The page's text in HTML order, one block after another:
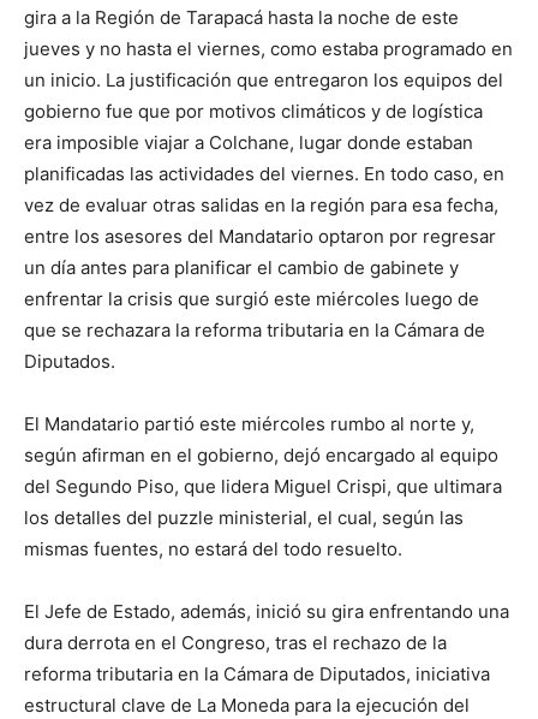
gira a la Región de Tarapacá hasta la noche de este
jueves y no hasta el viernes, como estaba programado en
un inicio. La justificación que entregaron los equipos del
gobierno fue que por motivos climáticos y de logística
era imposible viajar a Colchane, lugar donde estaban
planificadas las actividades del viernes. En todo caso, en
vez de evaluar otras salidas en la región para esa fecha,
entre los asesores del Mandatario optaron por regresar
un día antes para planificar el cambio de gabinete y
enfrentar la crisis que surgió este miércoles luego de
que se rechazara la reforma tributaria en la Cámara de
Diputados.
El Mandatario partió este miércoles rumbo al norte y,
según afirman en el gobierno, dejó encargado al equipo
del Segundo Piso, que lidera Miguel Crispi, que ultimara
los detalles del puzzle ministerial, el cual, según las
mismas fuentes, no estará del todo resuelto.
El Jefe de Estado, además, inició su gira enfrentando una
dura derrota en el Congreso, tras el rechazo de la
reforma tributaria en la Cámara de Diputados, iniciativa
estructural clave de La Moneda para la ejecución del